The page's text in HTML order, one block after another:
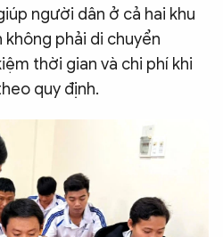
người dân ở cả hai khu
phải di chuyển
thời gian và chi phí khi
quy định.